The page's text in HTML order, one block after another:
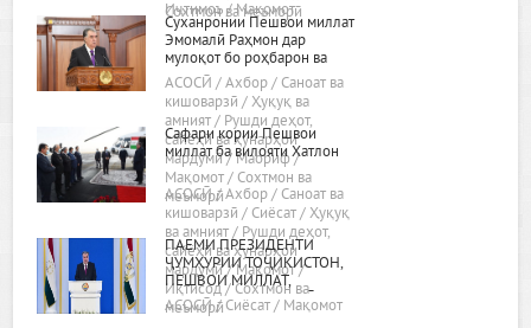
Сохтмон ва меъморӣ
Иҷтимоъ / Мақомот
Суханронии Пешвои миллат
Эмомалӣ Раҳмон дар
мулоқот бо роҳбарон ва
фаъолони вилояти Хатлон
24.02.2022, шаҳри Бохтар
АСОСӢ / Ахбор / Саноат ва
кишоварзӣ / Ҳуқуқ ва
амният / Рушди деҳот,
сайёҳӣ ва ҳунарҳои
мардумӣ / Маориф /
Мақомот / Сохтмон ва
меъморӣ
Сафари кории Пешвои
миллат ба вилояти Хатлон
АСОСӢ / Ахбор / Саноат ва
кишоварзӣ / Сиёсат / Ҳуқуқ
ва амният / Рушди деҳот,
сайёҳӣ ва ҳунарҳои
мардумӣ / Мақомот /
Иқтисод / Сохтмон ва
меъморӣ
ПАЁМИ ПРЕЗИДЕНТИ
ҶУМҲУРИИ ТОҶИКИСТОН,
ПЕШВОИ МИЛЛАТ,
МУҲТАРАМ ЭМОМАЛӢ
РАҲМОН БА МАҶЛИСИ ОЛӢ
АСОСӢ / Сиёсат / Мақомот